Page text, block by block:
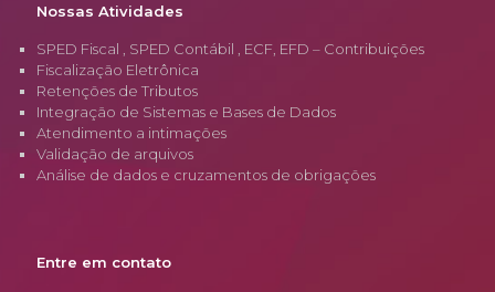
Nossas Atividades
SPED Fiscal , SPED Contábil , ECF, EFD – Contribuições
Fiscalização Eletrônica
Retenções de Tributos
Integração de Sistemas e Bases de Dados
Atendimento a intimações
Validação de arquivos
Análise de dados e cruzamentos de obrigações
Entre em contato